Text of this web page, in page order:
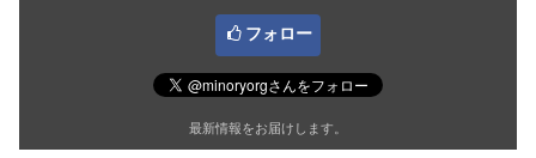
フォロー
最新情報をお届けします。